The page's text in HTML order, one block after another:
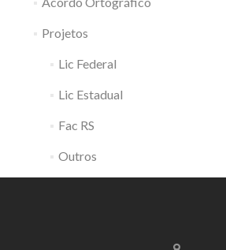
Projetos
Lic Federal
Lic Estadual
Fac RS
Outros